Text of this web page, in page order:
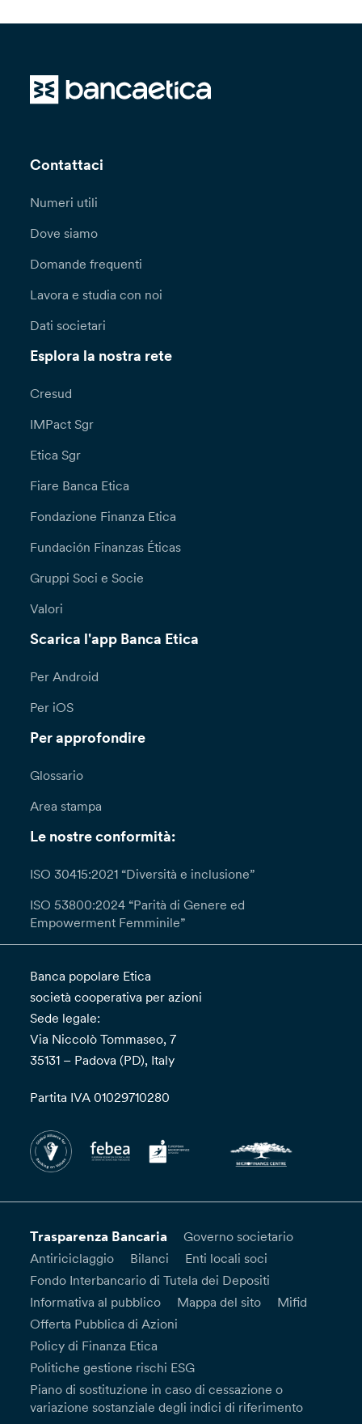
Contattaci
Numeri utili
Dove siamo
Domande frequenti
Lavora e studia con noi
Dati societari
Esplora la nostra rete
Cresud
IMPact Sgr
Etica Sgr
Fiare Banca Etica
Fondazione Finanza Etica
Fundación Finanzas Éticas
Gruppi Soci e Socie
Valori
Scarica l'app Banca Etica
Per Android
Per iOS
Per approfondire
Glossario
Area stampa
Le nostre conformità:
ISO 30415:2021 “Diversità e inclusione”
ISO 53800:2024 “Parità di Genere ed
Empowerment Femminile”
Banca popolare Etica
società cooperativa per azioni
Sede legale:
Via Niccolò Tommaseo, 7
35131 – Padova (PD), Italy
Partita IVA 01029710280
Trasparenza Bancaria
Governo societario
Antiriciclaggio
Bilanci
Enti locali soci
Fondo Interbancario di Tutela dei Depositi
Informativa al pubblico
Mappa del sito
Mifid
Offerta Pubblica di Azioni
Policy di Finanza Etica
Politiche gestione rischi ESG
Piano di sostituzione in caso di cessazione o
variazione sostanziale degli indici di riferimento